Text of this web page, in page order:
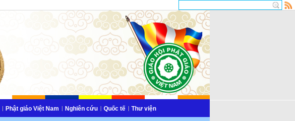
Phật giáo Việt Nam Nghiên cứu Quốc tế Thư viện